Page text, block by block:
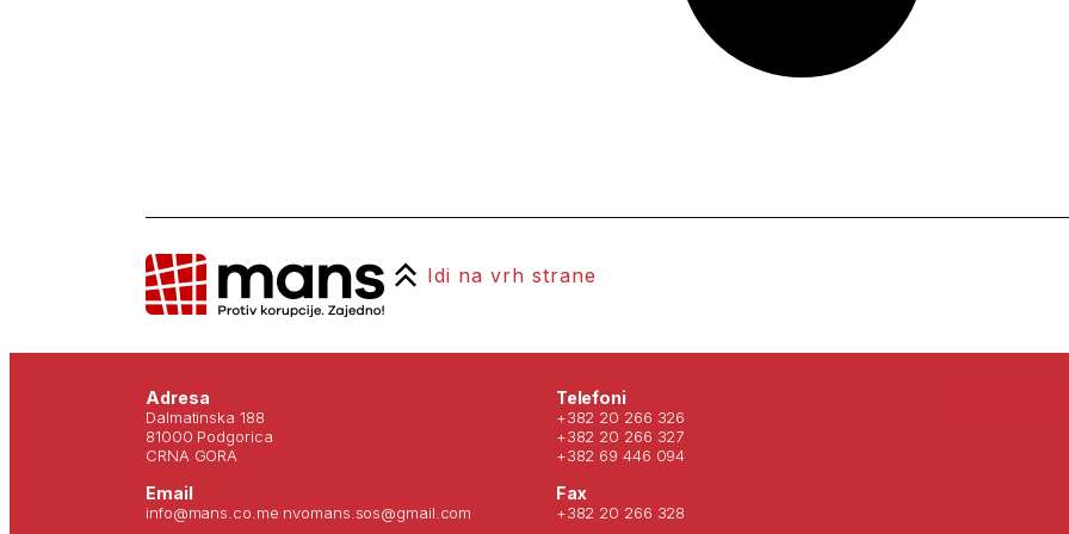
Idi na vrh strane
Adresa
Dalmatinska 188
81000 Podgorica
CRNA GORA
Email
info@mans.co.me nvomans.sos@gmail.com
Telefoni
+382 20 266 326
+382 20 266 327
+382 69 446 094
Fax
+382 20 266 328